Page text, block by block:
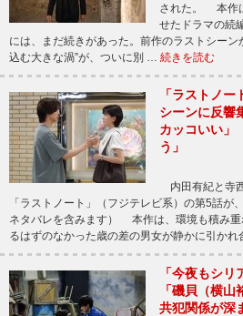
された。 本作
せたドラマの続
には、まだ続きがあった。前作のラストシーン
込む大きな渦”が、ついに別 … 続きを読む
「ラストノ
シーンに反響
カッコいい」
う」
内田有紀と寺
「ラストノート」（フジテレビ系）の第5話が
ネタバレを含みます） 本作は、環境も積み重
るはずのなかった歳の差の男女が静かに引か
「今夜もシリ
「磯貝（横
共犯関係が深